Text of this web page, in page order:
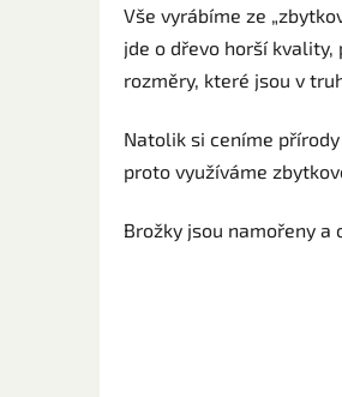
Vše vyrábíme ze
jde o dřevo horší
rozměry, které jsou v
Natolik si ceníme
proto využíváme
Brožky jsou namořeny